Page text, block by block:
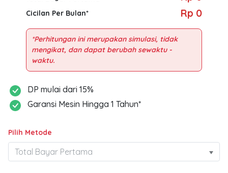
Cicilan Per Bulan* Rp 0
*Perhitungan ini merupakan simulasi, tidak
mengikat, dan dapat berubah sewaktu -
DP mulai dari 15%
Garansi Mesin Hingga 1 Tahun*
Pilih Metode